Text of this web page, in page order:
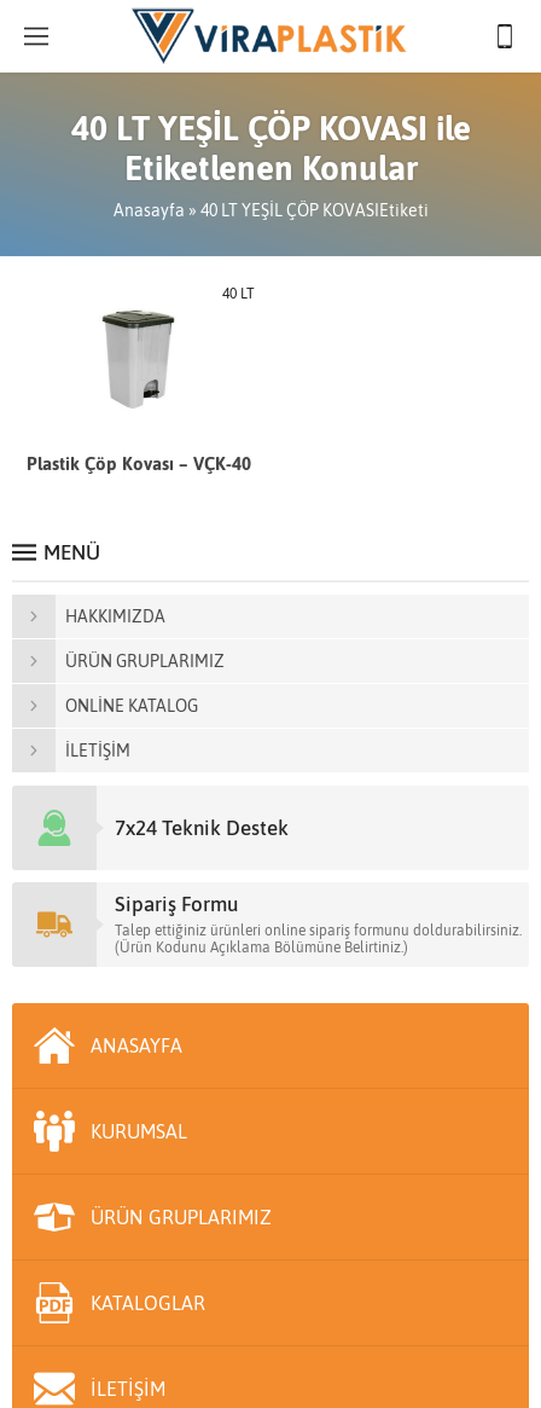
40 LT YEŞİL ÇÖP KOVASI ile
Etiketlenen Konular
Anasayfa » 40 LT YEŞİL ÇÖP KOVASIEtiketi
40 LT
Plastik Çöp Kovası – VÇK-40
MENÜ
HAKKIMIZDA
ÜRÜN GRUPLARIMIZ
ONLİNE KATALOG
İLETİŞİM
7x24 Teknik Destek
Sipariş Formu
Talep ettiğiniz ürünleri online sipariş formunu doldurabilirsiniz.
(Ürün Kodunu Açıklama Bölümüne Belirtiniz.)
ANASAYFA
KURUMSAL
ÜRÜN GRUPLARIMIZ
KATALOGLAR
İLETİŞİM